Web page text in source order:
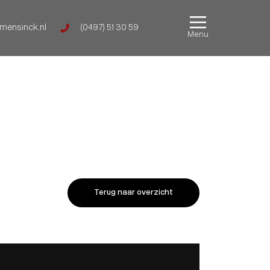
(0497) 51 30 59
Menu
Terug naar overzicht